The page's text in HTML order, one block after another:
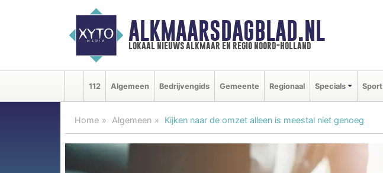
ALKMAARSDAGBLAD.NL
lokaal nieuws alkmaar en regio noord-holland
112 Algemeen Bedrijvengids Gemeente Regionaal Specials Sport
Home Algemeen Kijken naar de omzet alleen is meestal niet genoeg